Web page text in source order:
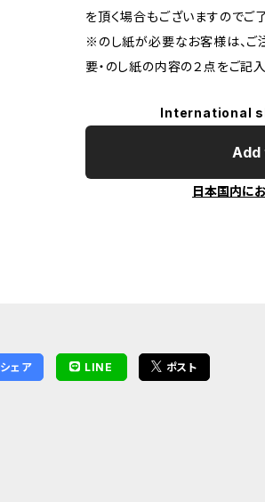
を頂く場合もございますのでご
※のし紙が必要なお客様は、ご
要・のし紙の内容の２点をご記入
International
日本国内に
シェア LINE ポスト